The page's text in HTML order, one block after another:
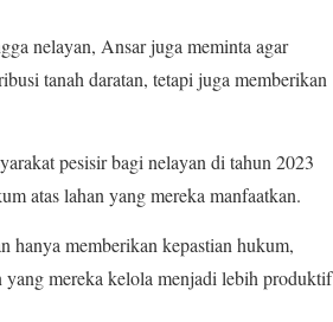
nelayan, Ansar juga meminta agar
tanah daratan, tetapi juga memberikan
pesisir bagi nelayan di tahun 2023
atas lahan yang mereka manfaatkan.
memberikan kepastian hukum,
yang mereka kelola menjadi lebih produktif